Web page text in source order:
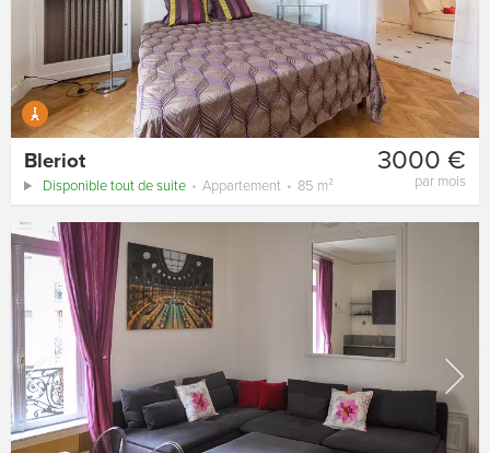
3000 €
par mois
Bleriot
Disponible tout de suite Appartement 85 m²